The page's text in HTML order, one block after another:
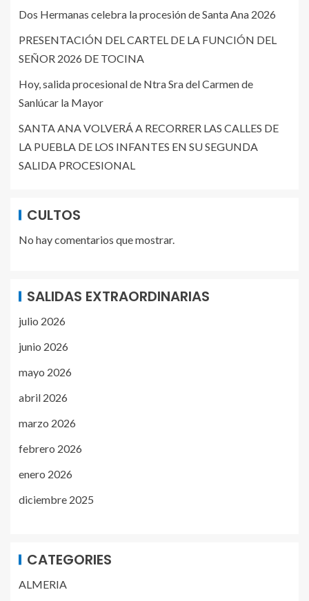
Dos Hermanas celebra la procesión de Santa Ana 2026
PRESENTACIÓN DEL CARTEL DE LA FUNCIÓN DEL
SEÑOR 2026 DE TOCINA
Hoy, salida procesional de Ntra Sra del Carmen de
Sanlúcar la Mayor
SANTA ANA VOLVERÁ A RECORRER LAS CALLES DE
LA PUEBLA DE LOS INFANTES EN SU SEGUNDA
SALIDA PROCESIONAL
CULTOS
No hay comentarios que mostrar.
SALIDAS EXTRAORDINARIAS
julio 2026
junio 2026
mayo 2026
abril 2026
marzo 2026
febrero 2026
enero 2026
diciembre 2025
CATEGORIES
ALMERIA